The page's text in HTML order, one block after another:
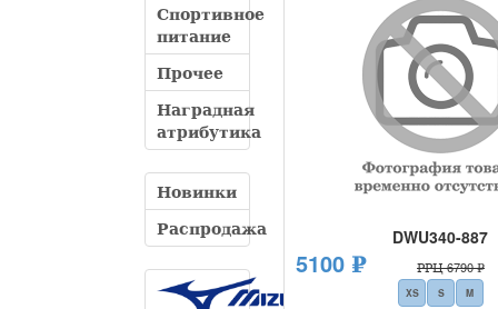
Спортивное
питание
Прочее
Наградная
атрибутика
Новинки
Распродажа
DWU340-887
5100 ₽ РРЦ 6790 ₽
XS S M